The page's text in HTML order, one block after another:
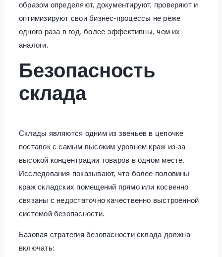
образом определяют, документируют, проверяют и
оптимизируют свои бизнес-процессы не реже
одного раза в год, более эффективны, чем их
аналоги.
Безопасность
склада
Склады являются одним из звеньев в цепочке
поставок с самым высоким уровнем краж из-за
высокой концентрации товаров в одном месте.
Исследования показывают, что более половины
краж складских помещений прямо или косвенно
связаны с недостаточно качественно выстроенной
системой безопасности.
Базовая стратегия безопасности склада должна
включать: